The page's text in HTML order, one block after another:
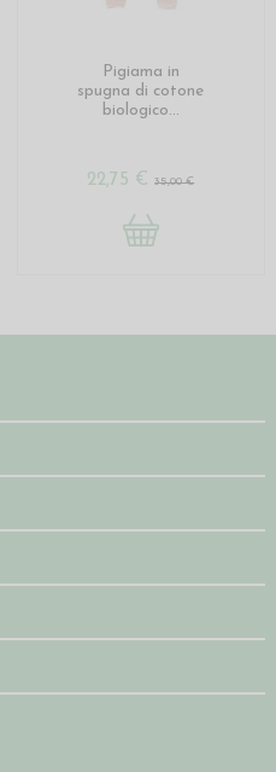
Pigiama in
spugna di cotone
biologico...
22,75 €35,00 €